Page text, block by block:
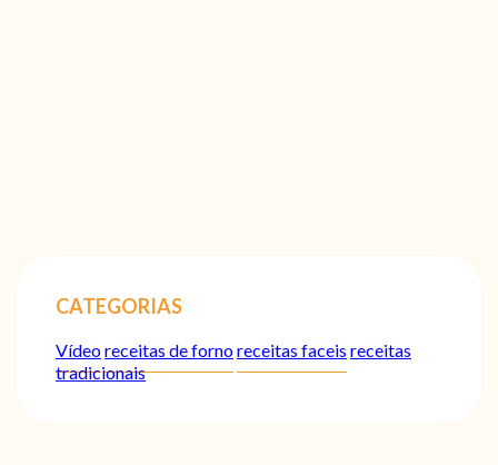
CATEGORIAS
Vídeoreceitas de fornoreceitas faceis receitas
tradicionais